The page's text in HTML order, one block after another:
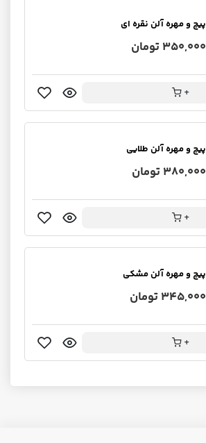
پیچ و مهره آلن نقره ای
350,000 تومان
+
پیچ و مهره آلن طلایی
380,000 تومان
+
پیچ و مهره آلن مشکی
345,000 تومان
+